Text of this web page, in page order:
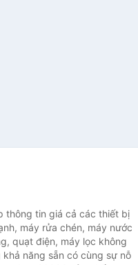
thông tin giá cả các thiết bị
máy rửa chén, máy nước
quạt điện, máy lọc không
năng sẵn có cùng sự nỗ